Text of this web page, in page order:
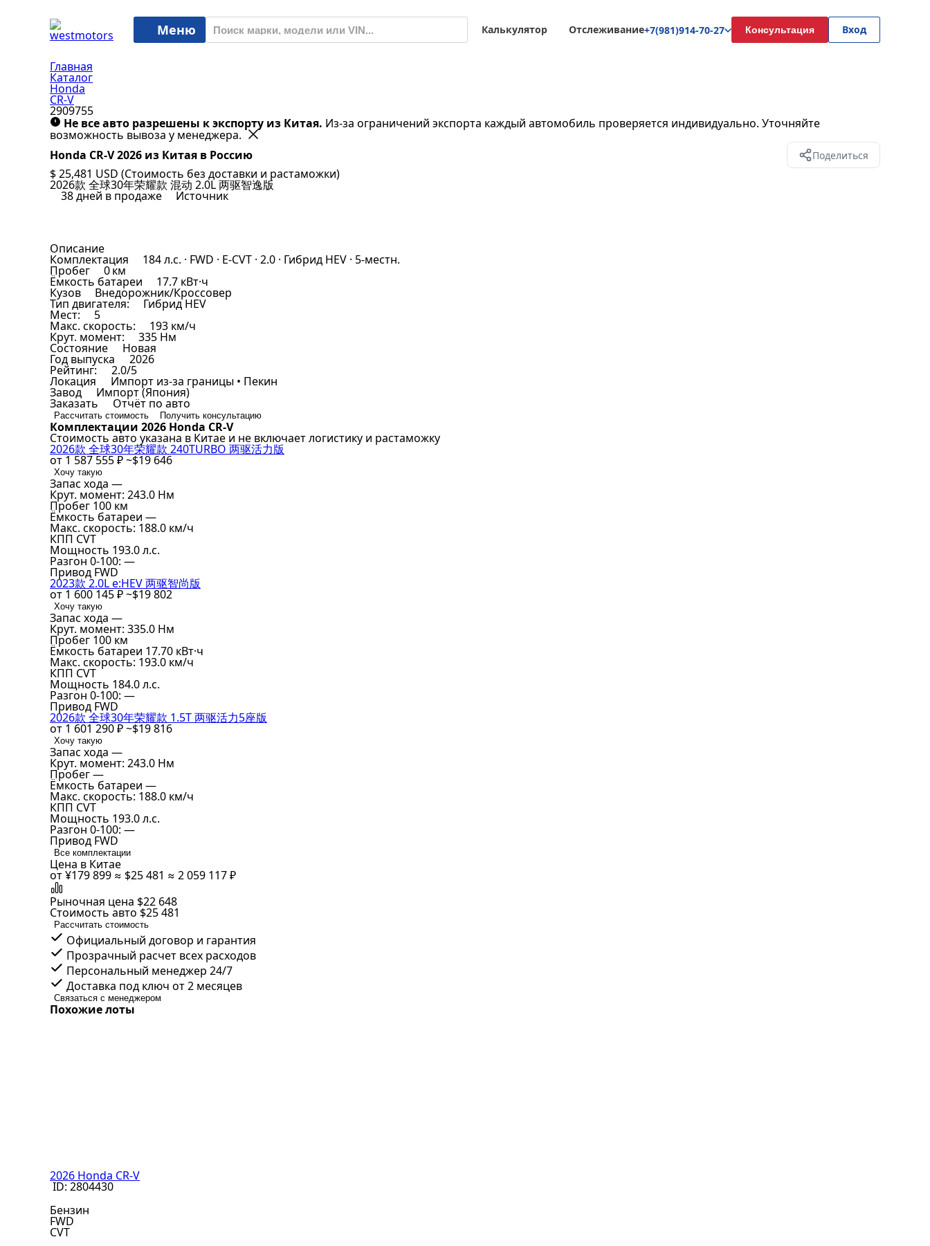
Меню Калькулятор Отслеживание+7(981)914-70-27 Консультация Вход
Главная
Каталог
Honda
CR-V
2909755
Не все авто разрешены к экспорту из Китая. Из-за ограничений экспорта каждый автомобиль проверяется индивидуально. Уточняйте
возможность вывоза у менеджера.
Honda CR-V 2026 из Китая в Россию
Поделиться
$ 25,481 USD (Стоимость без доставки и растаможки)
2026款 全球30年荣耀款 混动 2.0L 两驱智逸版
38 дней в продаже Источник
Описание
Комплектация 184 л.с. · FWD · E-CVT · 2.0 · Гибрид HEV · 5-местн.
Пробег 0 км
Ёмкость батареи 17.7 кВт·ч
Кузов Внедорожник/Кроссовер
Тип двигателя: Гибрид HEV
Мест: 5
Макс. скорость: 193 км/ч
Крут. момент: 335 Нм
Состояние Новая
Год выпуска 2026
Рейтинг: 2.0/5
Локация Импорт из-за границы • Пекин
Завод Импорт (Япония)
Заказать Отчёт по авто
Рассчитать стоимость Получить консультацию
Комплектации 2026 Honda CR-V
Стоимость авто указана в Китае и не включает логистику и растаможку
2026款 全球30年荣耀款 240TURBO 两驱活力版
от 1 587 555 ₽~$19 646
Хочу такую
Запас хода —
Крут. момент: 243.0 Нм
Пробег 100 км
Ёмкость батареи —
Макс. скорость: 188.0 км/ч
КПП CVT
Мощность 193.0 л.с.
Разгон 0-100: —
Привод FWD
2023款 2.0L e:HEV 两驱智尚版
от 1 600 145 ₽~$19 802
Хочу такую
Запас хода —
Крут. момент: 335.0 Нм
Пробег 100 км
Ёмкость батареи 17.70 кВт·ч
Макс. скорость: 193.0 км/ч
КПП CVT
Мощность 184.0 л.с.
Разгон 0-100: —
Привод FWD
2026款 全球30年荣耀款 1.5T 两驱活力5座版
от 1 601 290 ₽~$19 816
Хочу такую
Запас хода —
Крут. момент: 243.0 Нм
Пробег—
Ёмкость батареи —
Макс. скорость: 188.0 км/ч
КПП CVT
Мощность 193.0 л.с.
Разгон 0-100: —
Привод FWD
Все комплектации
Цена в Китае
от¥179 899 ≈ $25 481 ≈ 2 059 117 ₽
Рыночная цена $22 648
Стоимость авто $25 481
Рассчитать стоимость
Официальный договор и гарантия
Прозрачный расчет всех расходов
Персональный менеджер 24/7
Доставка под ключ от 2 месяцев
Связаться с менеджером
Похожие лоты
2026 Honda CR-V
ID: 2804430
Бензин
FWD
CVT